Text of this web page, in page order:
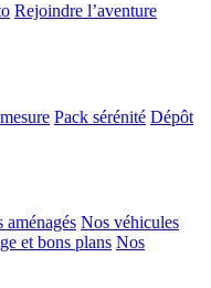
Rejoindre l’aventure
Pack sérénité Dépôt
aménagés Nos véhicules
et bons plans Nos